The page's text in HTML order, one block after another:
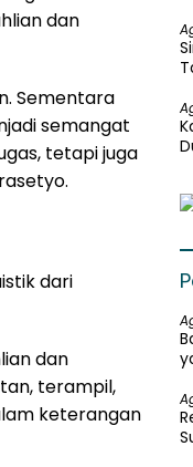
dan
Sementara
semangat
tetapi juga
dari
dan
terampil,
keterangan